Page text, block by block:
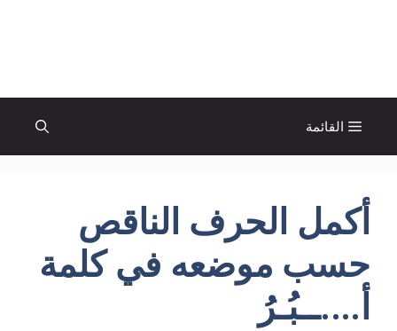
القائمة
أكمل الحرف الناقص
حسب موضعه في كلمة
أ….ــبُـرُ